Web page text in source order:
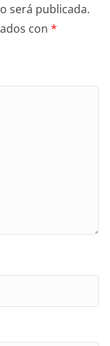
será publicada.
con *